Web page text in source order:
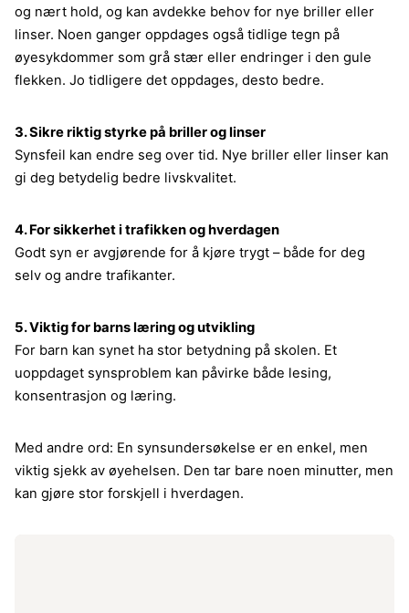
og nært hold, og kan avdekke behov for nye briller eller
linser. Noen ganger oppdages også tidlige tegn på
øyesykdommer som grå stær eller endringer i den gule
flekken. Jo tidligere det oppdages, desto bedre.
3. Sikre riktig styrke på briller og linser
Synsfeil kan endre seg over tid. Nye briller eller linser kan
gi deg betydelig bedre livskvalitet.
4. For sikkerhet i trafikken og hverdagen
Godt syn er avgjørende for å kjøre trygt – både for deg
selv og andre trafikanter.
5. Viktig for barns læring og utvikling
For barn kan synet ha stor betydning på skolen. Et
uoppdaget synsproblem kan påvirke både lesing,
konsentrasjon og læring.
Med andre ord: En synsundersøkelse er en enkel, men
viktig sjekk av øyehelsen. Den tar bare noen minutter, men
kan gjøre stor forskjell i hverdagen.